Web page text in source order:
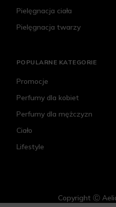
Pielęgnacja ciała
Pielęgnacja twarzy
POPULARNE KATEGORIE
Promocje
Perfumy dla kobiet
Perfumy dla mężczyzn
Ciało
Lifestyle
Copyright Ⓒ